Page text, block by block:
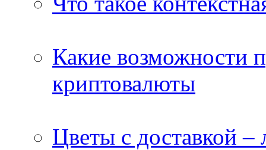
Какие возможности
криптовалюты
Цветы с доставкой